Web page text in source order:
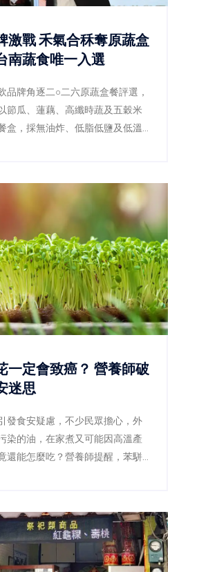
秝奪原蔬盒
南蔬食唯一入選
品牌角逐二○二六原蔬盒餐評選，
節瓜、蓮藕、高纖時蔬及五穀米
盒，採無油炸、低脂低鹽及低溫
會致癌？ 營養師破
迷思
發食安疑慮，不少民眾擔心，外
染的油，在家煮又可能因高溫產
還能怎麼吃？營養師提醒，苯駢
「排出體外」。真正有效的防
產品、減少焦黑食物及改善用油